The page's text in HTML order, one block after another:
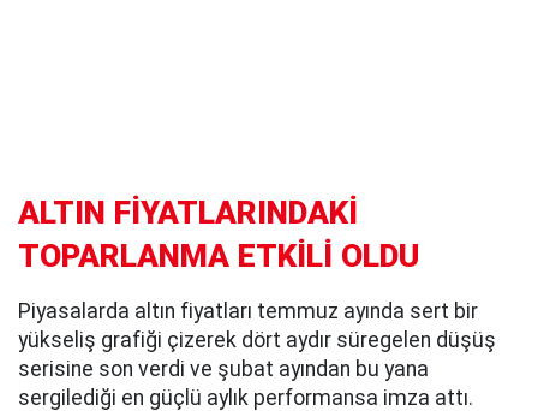
ALTIN FİYATLARINDAKİ
TOPARLANMA ETKİLİ OLDU
Piyasalarda altın fiyatları temmuz ayında sert bir
yükseliş grafiği çizerek dört aydır süregelen düşüş
serisine son verdi ve şubat ayından bu yana
sergilediği en güçlü aylık performansa imza attı.